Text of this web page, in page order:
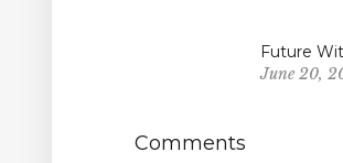
Future
June 20,
Comments